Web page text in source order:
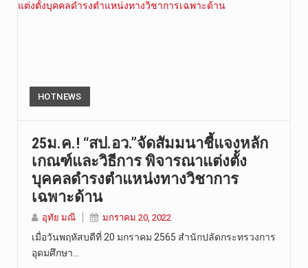
HOTNEWS
25ม.ค.! “สป.อว.”จัดสัมมนาชี้แจงหลัก
เกณฑ์และวิธีการ พิจารณาแต่งตั้ง
บุคคลดำรงตำแหน่งทางวิชาการ
เฉพาะด้าน
อุทัย มณี มกราคม 20, 2022
เมื่อวันพฤหัสบดีที่ 20 มกราคม 2565 สำนักปลัดกระทรวงการ
อุดมศึกษา…